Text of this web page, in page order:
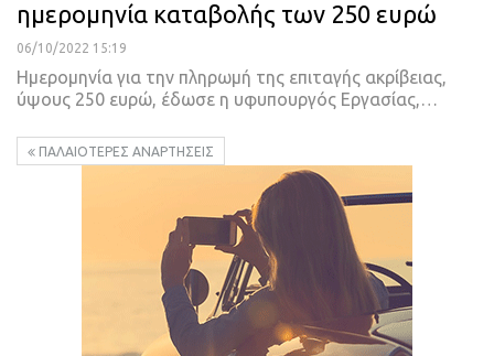
ημερομηνία καταβολής των 250 ευρώ
06/10/2022 15:19
Ημερομηνία για την πληρωμή της επιταγής ακρίβειας,
ύψους 250 ευρώ, έδωσε η υφυπουργός Εργασίας,
ΠΑΛΑΙΌΤΕΡΕΣ ΑΝΑΡΤΉΣΕΙΣ